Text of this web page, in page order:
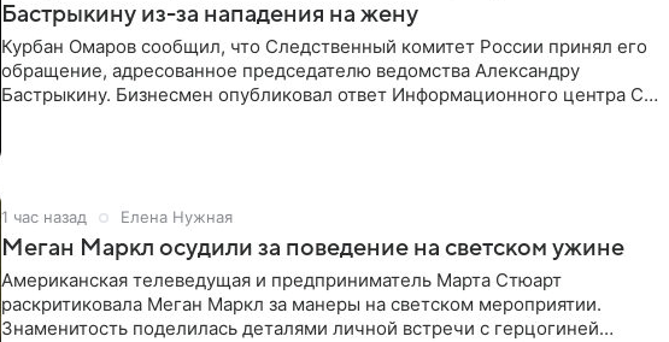
Бастрыкину из-за нападения на жену
Курбан Омаров сообщил, что Следственный комитет России принял его
обращение, адресованное председателю ведомства Александру
Бастрыкину. Бизнесмен опубликовал ответ Информационного центра СК
1 час назад Елена Нужная
Меган Маркл осудили за поведение на светском ужине
Американская телеведущая и предприниматель Марта Стюарт
раскритиковала Меган Маркл за манеры на светском мероприятии.
Знаменитость поделилась деталями личной встречи с герцогиней